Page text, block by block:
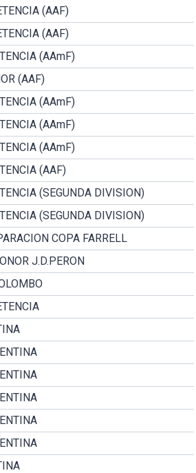
(AAF)
(AAF)
(AAmF)
(AAF)
(AAmF)
(AAmF)
(AAmF)
(AAF)
(SEGUNDA DIVISION)
(SEGUNDA DIVISION)
COPA FARRELL
J.D.PERON